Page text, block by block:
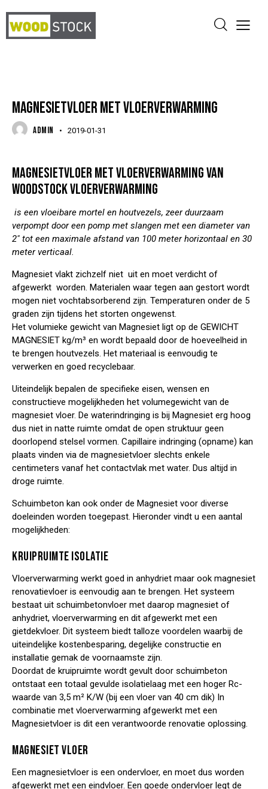
MAGNESIETVLOER MET VLOERVERWARMING
ADMIN 2019-01-31
MAGNESIETVLOER MET VLOERVERWARMING VAN
WOODSTOCK VLOERVERWARMING
is een vloeibare mortel en houtvezels, zeer duurzaam
verpompt door een pomp met slangen met een diameter van
2″ tot een maximale afstand van 100 meter horizontaal en 30
meter verticaal.
Magnesiet vlakt zichzelf niet uit en moet verdicht of
afgewerkt worden. Materialen waar tegen aan gestort wordt
mogen niet vochtabsorberend zijn. Temperaturen onder de 5
graden zijn tijdens het storten ongewenst.
Het volumieke gewicht van Magnesiet ligt op de GEWICHT
MAGNESIET kg/m³ en wordt bepaald door de hoeveelheid in
te brengen houtvezels. Het materiaal is eenvoudig te
verwerken en goed recyclebaar.
Uiteindelijk bepalen de specifieke eisen, wensen en
constructieve mogelijkheden het volumegewicht van de
magnesiet vloer. De waterindringing is bij Magnesiet erg hoog
dus niet in natte ruimte omdat de open struktuur geen
doorlopend stelsel vormen. Capillaire indringing (opname) kan
plaats vinden via de magnesietvloer slechts enkele
centimeters vanaf het contactvlak met water. Dus altijd in
droge ruimte.
Schuimbeton kan ook onder de Magnesiet voor diverse
doeleinden worden toegepast. Hieronder vindt u een aantal
mogelijkheden:
KRUIPRUIMTE ISOLATIE
Vloerverwarming werkt goed in anhydriet maar ook magnesiet
renovatievloer is eenvoudig aan te brengen. Het systeem
bestaat uit schuimbetonvloer met daarop magnesiet of
anhydriet, vloerverwarming en dit afgewerkt met een
gietdekvloer. Dit systeem biedt talloze voordelen waarbij de
uiteindelijke kostenbesparing, degelijke constructie en
installatie gemak de voornaamste zijn.
Doordat de kruipruimte wordt gevult door schuimbeton
ontstaat een totaal gevulde isolatielaag met een hoger Rc-
waarde van 3,5 m² K/W (bij een vloer van 40 cm dik) In
combinatie met vloerverwarming afgewerkt met een
Magnesietvloer is dit een verantwoorde renovatie oplossing.
MAGNESIET VLOER
Een magnesietvloer is een ondervloer, en moet dus worden
afgewerkt met een eindvloer. Een goede ondervloer legt de